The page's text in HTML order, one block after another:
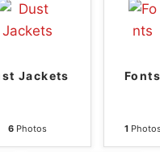
Jackets
6Photos
Fonts
1